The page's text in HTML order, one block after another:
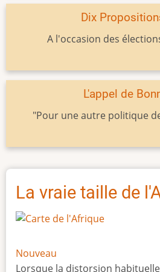
Dix
A l'occasion des
L'appel de
"Pour une autre politique
La vraie taille de
Nouveau
Lorsque la distorsion